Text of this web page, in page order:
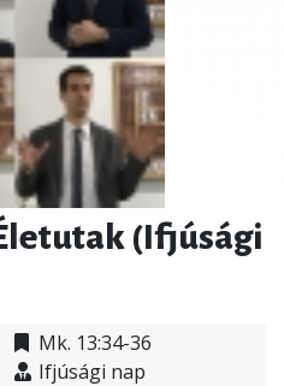
(Ifjúsági
Mk. 13:34-36
Ifjúsági nap